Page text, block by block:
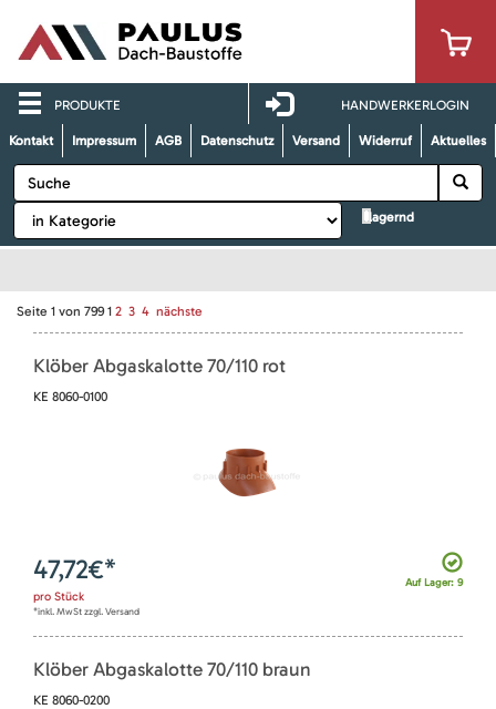
PRODUKTE HANDWERKERLOGIN
Kontakt Impressum AGB Datenschutz Versand Widerruf Aktuelles
lagernd
Seite 1 von 799 1 2 3 4 nächste
Klöber Abgaskalotte 70/110 rot
KE 8060-0100
Auf Lager: 9
47,72€*
pro Stück
*inkl. MwSt zzgl. Versand
Klöber Abgaskalotte 70/110 braun
KE 8060-0200